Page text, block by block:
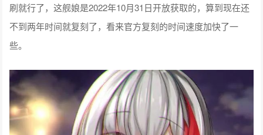
刷就行了，这舰娘是2022年10月31日开放获取的，算到现在还
不到两年时间就复刻了，看来官方复刻的时间速度加快了一
些。